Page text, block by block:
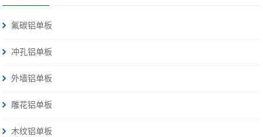
氟碳铝单板
冲孔铝单板
外墙铝单板
雕花铝单板
木纹铝单板